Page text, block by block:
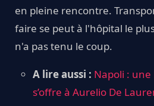
en pleine rencontre.
faire se peut à l'hôpital le
n'a pas tenu le coup.
A lire aussi : Napoli :
s’offre à Aurelio De